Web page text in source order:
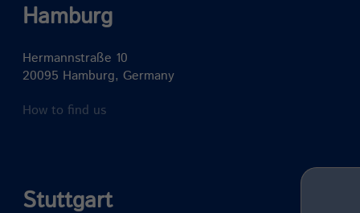
Hamburg
Hermannstraße 10
20095 Hamburg, Germany
How to find us
Stuttgart